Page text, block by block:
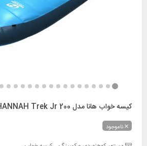
کیسه خواب هانا مدل HANNAH Trek Jr 200 قرمز
ناموجود